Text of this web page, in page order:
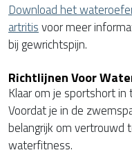
Download het
artritisvoor meer
bij gewrichtspijn.
Richtlijnen Voor
Klaar om je sportshort
Voordat je in de
belangrijk om vertrouwd
waterfitness.